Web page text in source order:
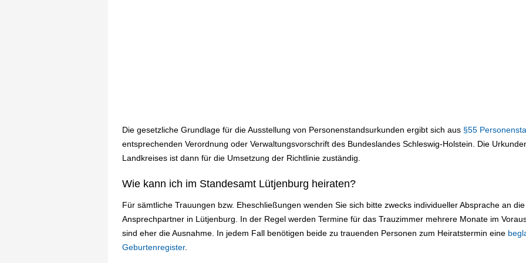
Die gesetzliche Grundlage für die Ausstellung von Personenstandsurkunden ergibt sich aus §55
entsprechenden Verordnung oder Verwaltungsvorschrift des Bundeslandes Schleswig-Holstein. Die
Landkreises ist dann für die Umsetzung der Richtlinie zuständig.
Wie kann ich im Standesamt Lütjenburg heiraten?
Für sämtliche Trauungen bzw. Eheschließungen wenden Sie sich bitte zwecks individueller Absprache an
Ansprechpartner in Lütjenburg. In der Regel werden Termine für das Trauzimmer mehrere Monate im
sind eher die Ausnahme. In jedem Fall benötigen beide zu trauenden Personen zum Heiratstermin eine
Geburtenregister.